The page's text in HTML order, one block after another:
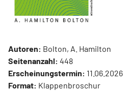
Autoren: Bolton, A. Hamilton
Seitenanzahl: 448
Erscheinungstermin: 11.06.2026
Format: Klappenbroschur